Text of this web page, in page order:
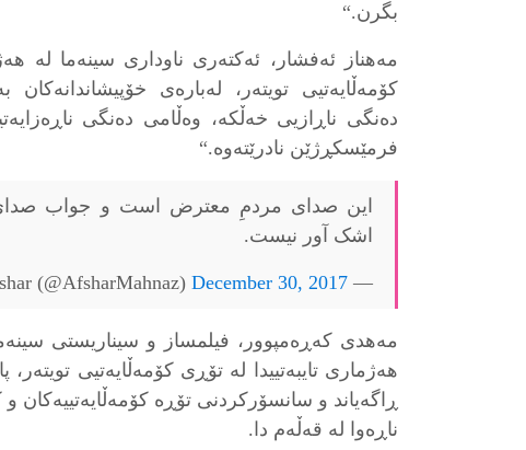
بگرن.“
مەهناز ئەفشار، ئەكتەرى ناودارى سينەما لە
كۆمەڵايەتیى تويتەر، لەبارەى
دەنگى ناڕازیى خەڵكە، وەڵامى دەنگى
فرمێسكڕژێن نادرێتەوە.“
این صدای مردمِ معترض است و جواب صدای
اشک آور نیست.
— Mahnaz Afshar (@AfsharMahnaz)
December 30, 2017
مەهدى كەڕەمپوور، فیلمساز و سيناريستى
هەژمارى تايبەتيیدا لە تۆڕى كۆمەڵايەتیى
ڕاگەياند و سانسۆركردنى تۆڕە كۆمەڵايەتیيەكان و
ناڕەوا لە قەڵەم دا.